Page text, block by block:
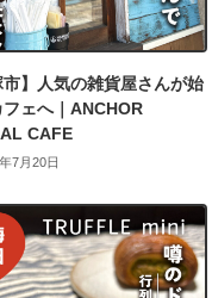
市】人気の雑貨屋さんが始
ェへ｜ANCHOR
CAFE
7月20日